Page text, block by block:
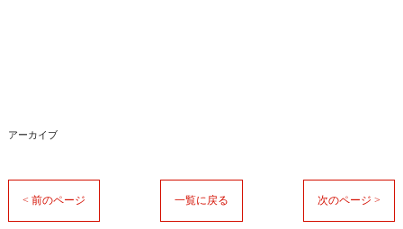
アーカイブ
< 前のページ 一覧に戻る 次のページ >